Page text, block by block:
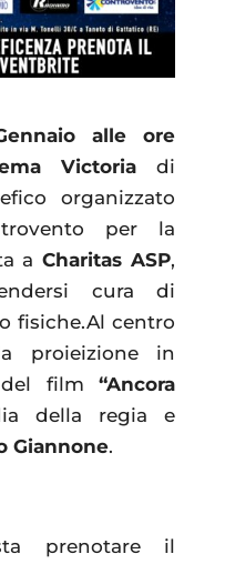
alle ore
Victoriadi
organizzato
per la
aCharitas ASP,
cura di
fisiche.Al centro
proieizione in
del film“Ancora
della regia e
Giannone.
prenotare il